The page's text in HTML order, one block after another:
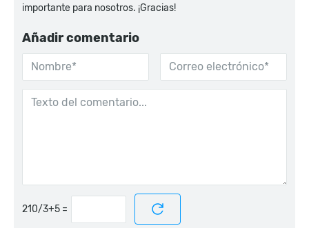
importante para nosotros. ¡Gracias!
Añadir comentario
=